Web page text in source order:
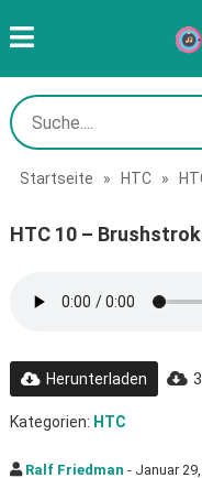
Startseite » HTC »
HTC 10 –
Herunterladen
Kategorien: HTC
Ralf Friedman - Januar